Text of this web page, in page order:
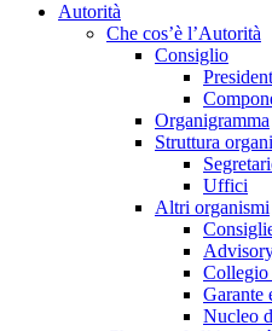
Autorità
Che cos’è l’Autorità
Consiglio
Organigramma
Struttura
Uffici
Altri organismi
Collegio
Garante
Nucleo